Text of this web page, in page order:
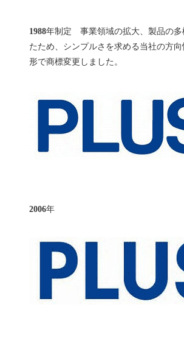
1988年制定 事業領域の拡大、製品の多
たため、シンプルさを求める当社の方
形で商標変更しました。
2006年